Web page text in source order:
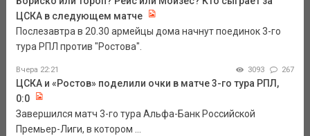
ЦСКА в следующем матче
Послезавтра в 20.30 армейцы дома начнут поединок 3-го
тура РПЛ против "Ростова".
Вчера 22:21 3093 267
ЦСКА и «Ростов» поделили очки в матче 3-го тура РПЛ,
0:0
Завершился матч 3-го тура Альфа-Банк Российской
Премьер-Лиги, в котором ...